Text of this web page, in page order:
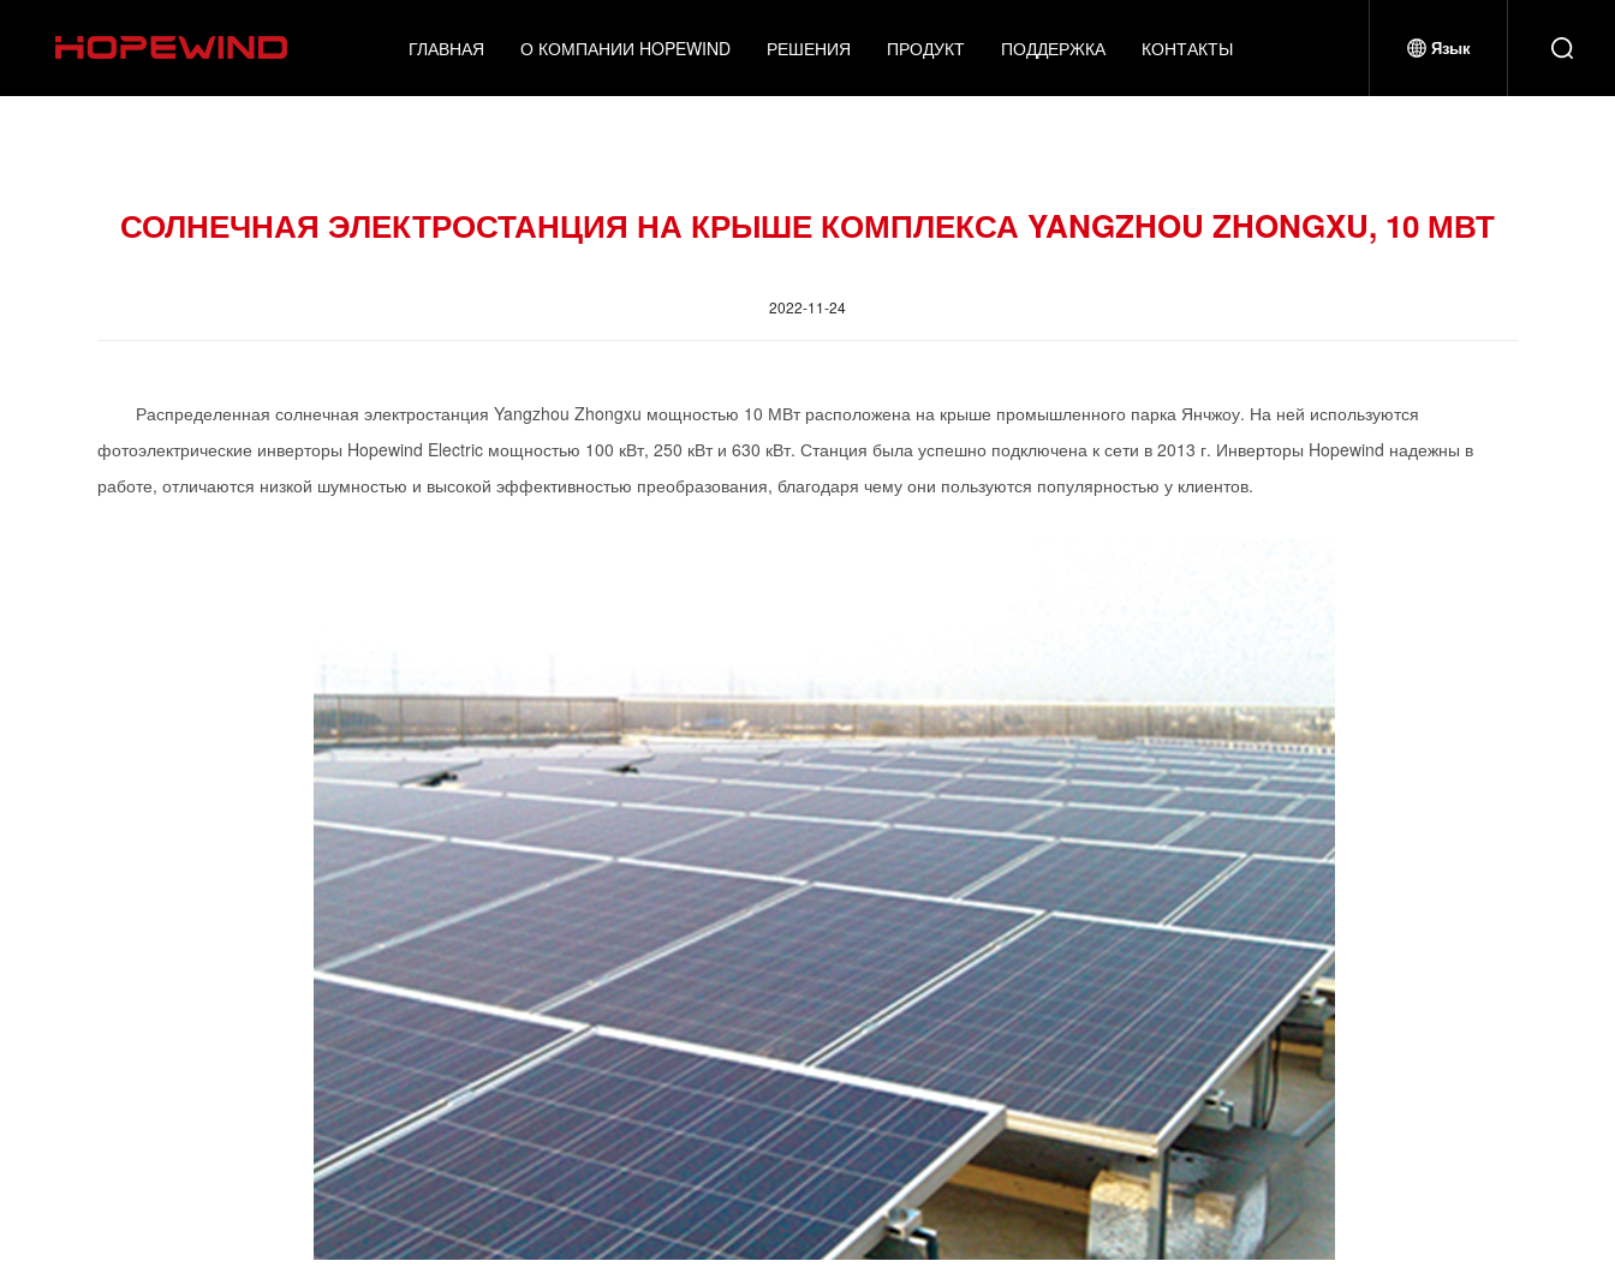
ГЛАВНАЯ О КОМПАНИИ HOPEWIND РЕШЕНИЯ ПРОДУКТ ПОДДЕРЖКА КОНТАКТЫ Язык
СОЛНЕЧНАЯ ЭЛЕКТРОСТАНЦИЯ НА КРЫШЕ КОМПЛЕКСА YANGZHOU ZHONGXU, 10 МВТ
2022-11-24
Распределенная солнечная электростанция Yangzhou Zhongxu мощностью 10 МВт расположена на крыше промышленного парка Янчжоу. На ней используются
фотоэлектрические инверторы Hopewind Electric мощностью 100 кВт, 250 кВт и 630 кВт. Станция была успешно подключена к сети в 2013 г. Инверторы Hopewind надежны в
работе, отличаются низкой шумностью и высокой эффективностью преобразования, благодаря чему они пользуются популярностью у клиентов.